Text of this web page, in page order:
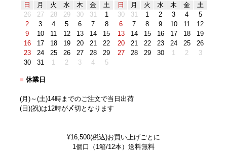
日
月 火 水 木 金
土
26
27 28 29 30 31
1
2
3 4 5 6 7
8
9
10 11 12 13 14
15
16
17 18 19 20 21
22
23
24 25 26 27 28
29
30
31 1 2 3 4 5
日
月 火 水 木 金
土
30
31 1 2 3 4
5
6
7 8 9 10 11
12
13
14 15 16 17 18
19
20
21 22 23 24 25
26
27
28 29 30 1 2 3
■ 休業日
(月)～(土)14時までのご注文で当日出荷
(日)(祝)は12時が〆切となります
¥16,500(税込)お買い上げごとに
1個口（1箱/12本）送料無料